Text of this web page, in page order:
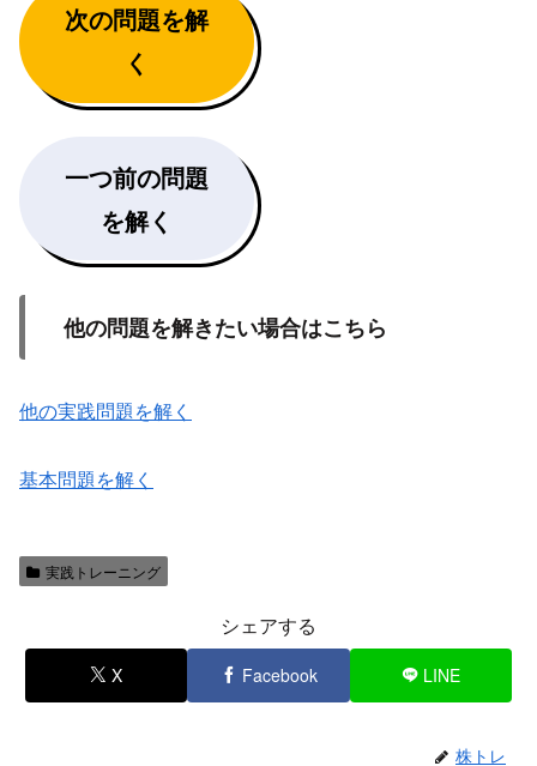
次の問題を解
く
一つ前の問題
を解く
他の問題を解きたい場合はこちら
他の実践問題を解く
基本問題を解く
実践トレーニング
シェアする
X Facebook LINE
株トレ